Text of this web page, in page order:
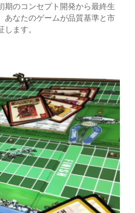
期のコンセプト開発から最終生
あなたのゲームが品質基準と市
ます。